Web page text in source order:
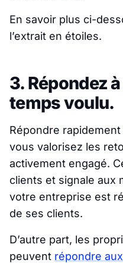
En savoir plus ci-
l’extrait en étoiles.
3. Répondez
temps voulu.
Répondre
vous valorisez les
activement engagé.
clients et signale aux
votre entreprise est
de ses clients.
D’autre part, les
peuvent répondre